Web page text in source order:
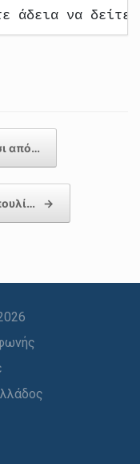
άδεια να δείτε
από…
→